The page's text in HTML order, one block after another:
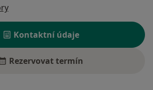
Kontaktní údaje
Rezervovat termín